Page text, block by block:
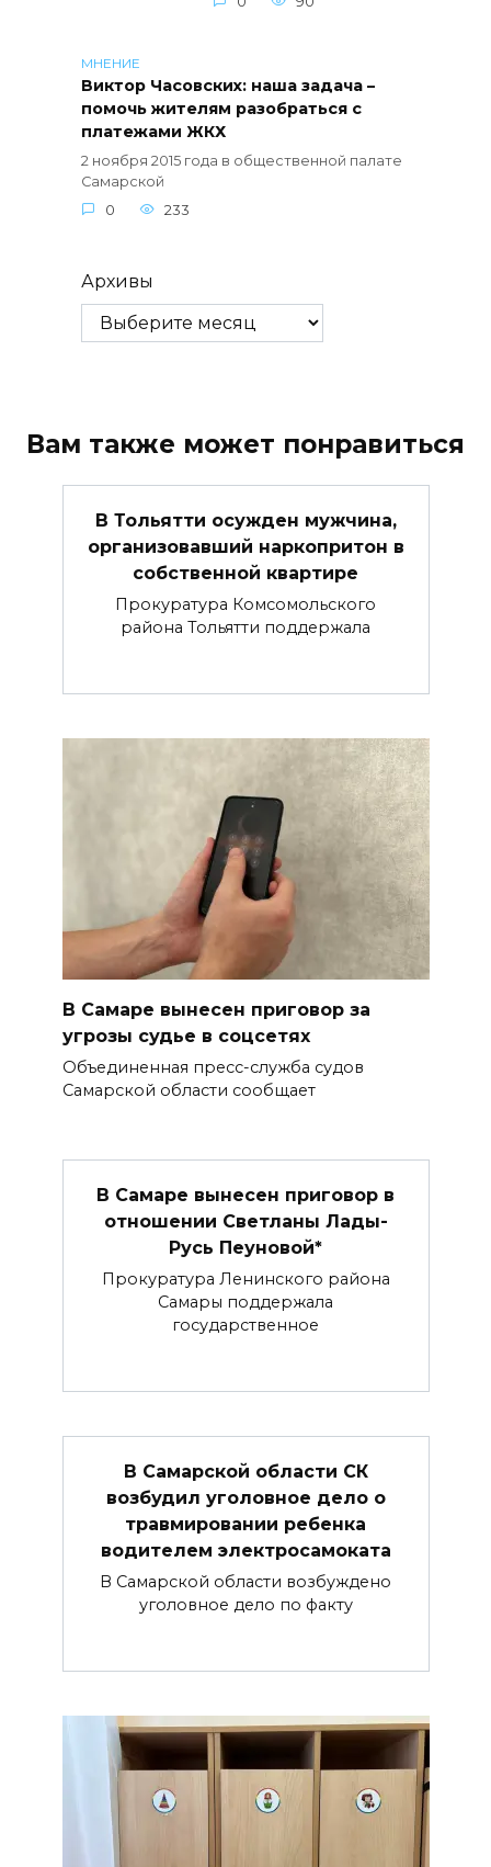
МНЕНИЕ
Виктор Часовских: наша задача –
помочь жителям разобраться с
платежами ЖКХ
2 ноября 2015 года в общественной палате
Самарской
0
233
Архивы
Вам также может понравиться
В Тольятти осужден мужчина,
организовавший наркопритон в
собственной квартире
Прокуратура Комсомольского
района Тольятти поддержала
В Самаре вынесен приговор за
угрозы судье в соцсетях
Объединенная пресс-служба судов
Самарской области сообщает
В Самаре вынесен приговор в
отношении Светланы Лады-
Русь Пеуновой*
Прокуратура Ленинского района
Самары поддержала
государственное
В Самарской области СК
возбудил уголовное дело о
травмировании ребенка
водителем электросамоката
В Самарской области возбуждено
уголовное дело по факту